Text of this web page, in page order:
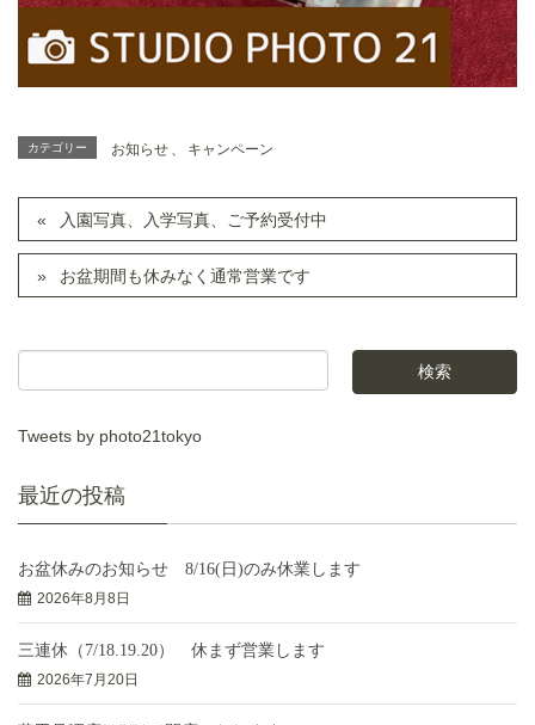
カテゴリー お知らせ キャンペーン
入園写真、入学写真、ご予約受付中
お盆期間も休みなく通常営業です
Tweets by photo21tokyo
最近の投稿
お盆休みのお知らせ 8/16(日)のみ休業します
2026年8月8日
三連休（7/18.19.20） 休まず営業します
2026年7月20日